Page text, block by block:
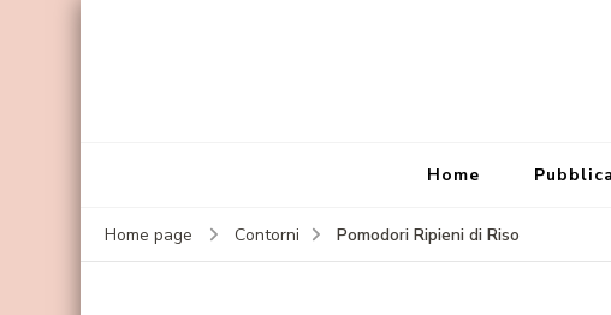
Home
Home page Contorni Pomodori Ripieni di Riso